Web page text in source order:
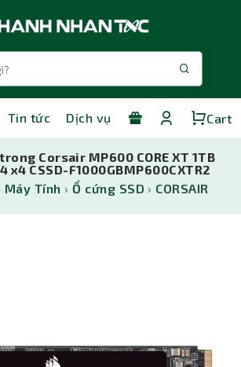
Tin tức Dịch vụ Cart
Corsair MP600 CORE XT 1TB
x4 CSSD-F1000GBMP600CXTR2
Máy Tính ›Ổ cứng SSD › CORSAIR